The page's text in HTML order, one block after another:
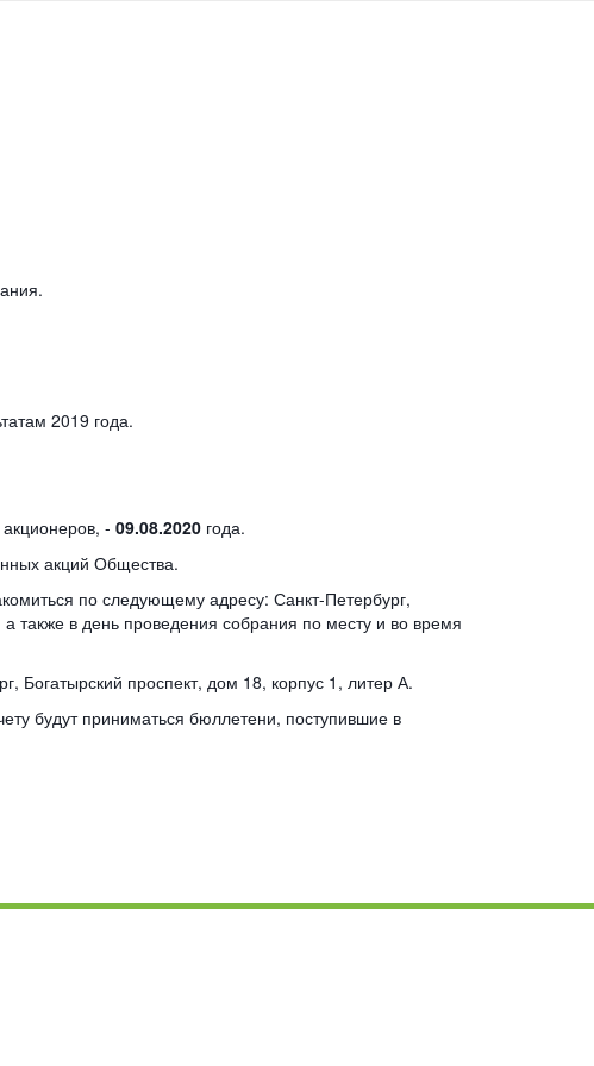
2019 года.
- 09.08.2020 года.
акций Общества.
по следующему адресу: Санкт-Петербург,
также в день проведения собрания по месту и во время
Богатырский проспект, дом 18, корпус 1, литер А.
будут приниматься бюллетени, поступившие в